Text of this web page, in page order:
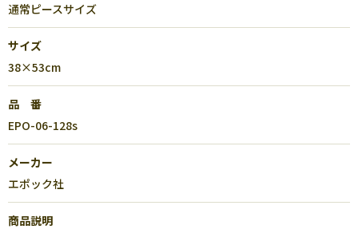
通常ピースサイズ
サイズ
38×53cm
品 番
EPO-06-128s
メーカー
エポック社
商品説明